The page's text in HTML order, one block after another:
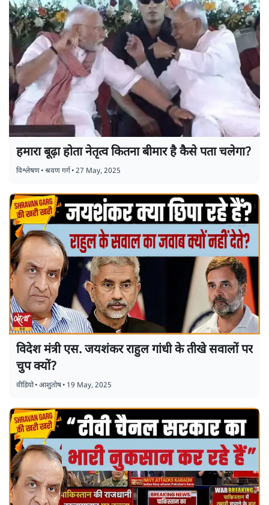
हमारा बूढ़ा होता नेतृत्व कितना बीमार है कैसे पता चलेगा?
विश्लेषण•श्रवण गर्ग•27 May, 2025
विदेश मंत्री एस. जयशंकर राहुल गांधी के तीखे सवालों पर
चुप क्यों?
वीडियो•आशुतोष• 19 May, 2025